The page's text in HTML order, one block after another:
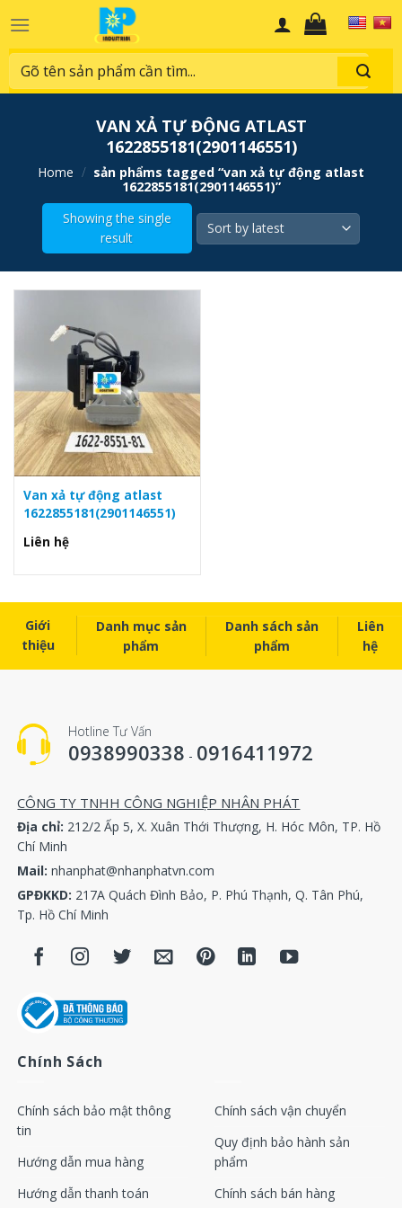
to
content
Search
for:
VAN XẢ TỰ ĐỘNG ATLAST
1622855181(2901146551)
home / sản phẩms tagged “van xả tự động atlast
1622855181(2901146551)”
Showing the single
result
Van xả tự động atlast
1622855181(2901146551)
Liên hệ
Giới
thiệu
Danh mục sản
phẩm
Danh sách sản
phẩm
Liên
hệ
Hotline Tư Vấn
0938990338 - 0916411972
CÔNG TY TNHH CÔNG NGHIỆP NHÂN PHÁT
Địa chỉ: 212/2 Ấp 5, X. Xuân Thới Thượng, H. Hóc Môn, TP. Hồ
Chí Minh
Mail:nhanphat@nhanphatvn.com
GPĐKKD: 217A Quách Đình Bảo, P. Phú Thạnh, Q. Tân Phú,
Tp. Hồ Chí Minh
Chính Sách
Chính sách bảo mật thông
tin
Hướng dẫn mua hàng
Hướng dẫn thanh toán
Chính sách vận chuyển
Quy định bảo hành sản
phẩm
Chính sách bán hàng